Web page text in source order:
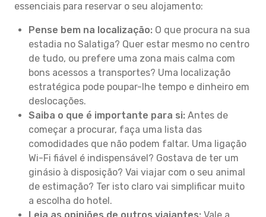
essenciais para reservar o seu alojamento:
Pense bem na localização: O que procura na sua
estadia no Salatiga? Quer estar mesmo no centro
de tudo, ou prefere uma zona mais calma com
bons acessos a transportes? Uma localização
estratégica pode poupar-lhe tempo e dinheiro em
deslocações.
Saiba o que é importante para si: Antes de
começar a procurar, faça uma lista das
comodidades que não podem faltar. Uma ligação
Wi-Fi fiável é indispensável? Gostava de ter um
ginásio à disposição? Vai viajar com o seu animal
de estimação? Ter isto claro vai simplificar muito
a escolha do hotel.